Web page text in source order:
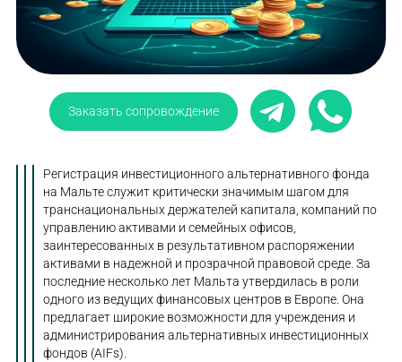
Заказать сопровождение
Регистрация инвестиционного альтернативного фонда
на Мальте служит критически значимым шагом для
транснациональных держателей капитала, компаний по
управлению активами и семейных офисов,
заинтересованных в результативном распоряжении
активами в надежной и прозрачной правовой среде. За
последние несколько лет Мальта утвердилась в роли
одного из ведущих финансовых центров в Европе. Она
предлагает широкие возможности для учреждения и
администрирования альтернативных инвестиционных
фондов (AIFs).